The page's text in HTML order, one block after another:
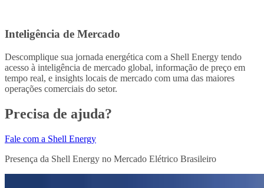
Inteligência de Mercado
Descomplique sua jornada energética com a Shell Energy tendo
acesso à inteligência de mercado global, informação de preço em
tempo real, e insights locais de mercado com uma das maiores
operações comerciais do setor.
Precisa de ajuda?
Fale com a Shell Energy
Presença da Shell Energy no Mercado Elétrico Brasileiro